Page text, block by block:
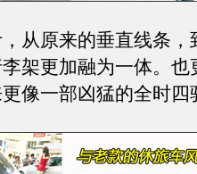
原来的垂直线条，
架更加融为一体。也
像一部凶猛的全时四